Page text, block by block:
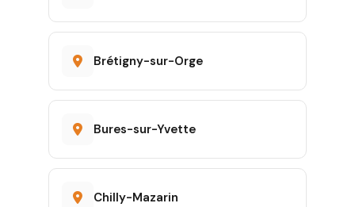
Brétigny-sur-Orge
Bures-sur-Yvette
Chilly-Mazarin